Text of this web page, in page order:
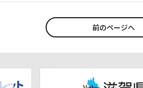
前のページへ